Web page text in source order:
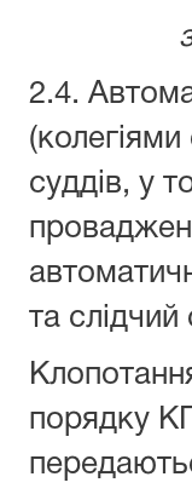
2.4.
(колегіями
суддів, у
та слідчий
порядку